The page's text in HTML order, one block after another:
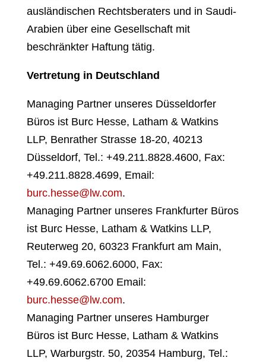
ausländischen Rechtsberaters und in Saudi-
Arabien über eine Gesellschaft mit
beschränkter Haftung tätig.
Vertretung in Deutschland
Managing Partner unseres Düsseldorfer
Büros ist Burc Hesse, Latham & Watkins
LLP, Benrather Strasse 18-20, 40213
Düsseldorf, Tel.: +49.211.8828.4600, Fax:
+49.211.8828.4699, Email:
burc.hesse@lw.com.
Managing Partner unseres Frankfurter Büros
ist Burc Hesse, Latham & Watkins LLP,
Reuterweg 20, 60323 Frankfurt am Main,
Tel.: +49.69.6062.6000, Fax:
+49.69.6062.6700 Email:
burc.hesse@lw.com.
Managing Partner unseres Hamburger
Büros ist Burc Hesse, Latham & Watkins
LLP, Warburgstr. 50, 20354 Hamburg, Tel.: